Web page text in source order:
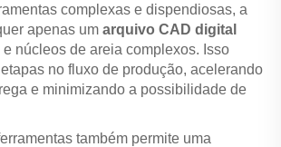
complexas e dispendiosas, a
apenas um arquivo CAD digital
núcleos de areia complexos. Isso
no fluxo de produção, acelerando
e minimizando a possibilidade de
também permite uma